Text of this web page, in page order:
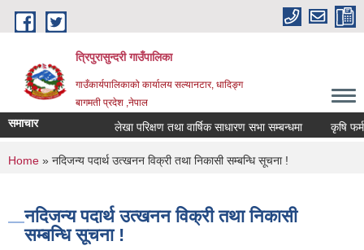
Skip to main content
त्रिपुरासुन्दरी गाउँपालिका
गाउँकार्यपालिकाको कार्यालय सल्यानटार, धादिङ्ग
बागमती प्रदेश ,नेपाल
समाचार लेखा परिक्षण तथा वार्षिक साधारण सभा सम्बन्धमा
You are here
Home » नदिजन्य पदार्थ उत्खनन विक्री तथा निकासी सम्बन्धि सूचना !
नदिजन्य पदार्थ उत्खनन विक्री तथा निकासी
सम्बन्धि सूचना !